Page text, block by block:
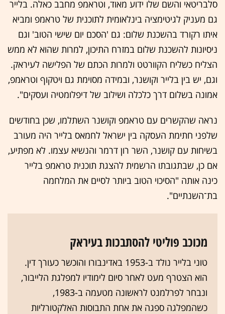
סלבריטאי והשם שלו ידוע מאוד, וטראמפ מחבב כאלה. בלייר
גם מעניק לגיטימציה בינלאומית לתוכנית של טראמפ ומביא
איתו רקורד בהשכנת שלום: גם 'הסכם יום שישי הטוב' וגם
ניסיונות להשכנת שלום במזרח התיכון, למרות שהוא לא ממש
הצליח כשליח הקוורטט ולמרות הכתם של הפלישה לעיראק.
וגם, יש בין בלייר וקושנר, ובמידה מסוימת גם ויטקוף וטראמפ,
אמונה בשלום דרך כלכלה ושילוב של דיפלומטיה ועסקים".
נראה שהקשרים עם טראמפ וקושנר השתלמו, שכן בחודשים
שלפני חתימת העסקה בין ישראל לחמאס בלייר היה מעורב
בשיחות עם קושנר, השר רון דרמר והנשיא עצמו. לא מפתיע,
אם כן, שבתגובתו הרשמית להצגת תוכנית טראמפ בלייר
כינה אותה "הסיכוי הטוב ביותר לסיים את המלחמה
בת־השנתיים".
מכוכב פוליטי להסתבכות בעיראק
טוני בלייר נולד ב-1953 באדינבורו והוכשר כעורך דין.
הוא הצטרף מעט לאחר סיום לימודיו למפלגת הלייבור,
ונבחר לפרלמנט לראשונה מטעמה ב-1983,
כשהמפלגה ספגה את אחת התבוסות האלקטורליות